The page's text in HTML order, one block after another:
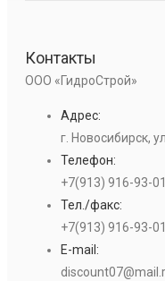
Контакты
ООО «ГидроСтрой»
Адрес:
г. Новосибирск,
Телефон:
+7(913) 916-93-01
Тел./факс:
+7(913) 916-93-01
E-mail: